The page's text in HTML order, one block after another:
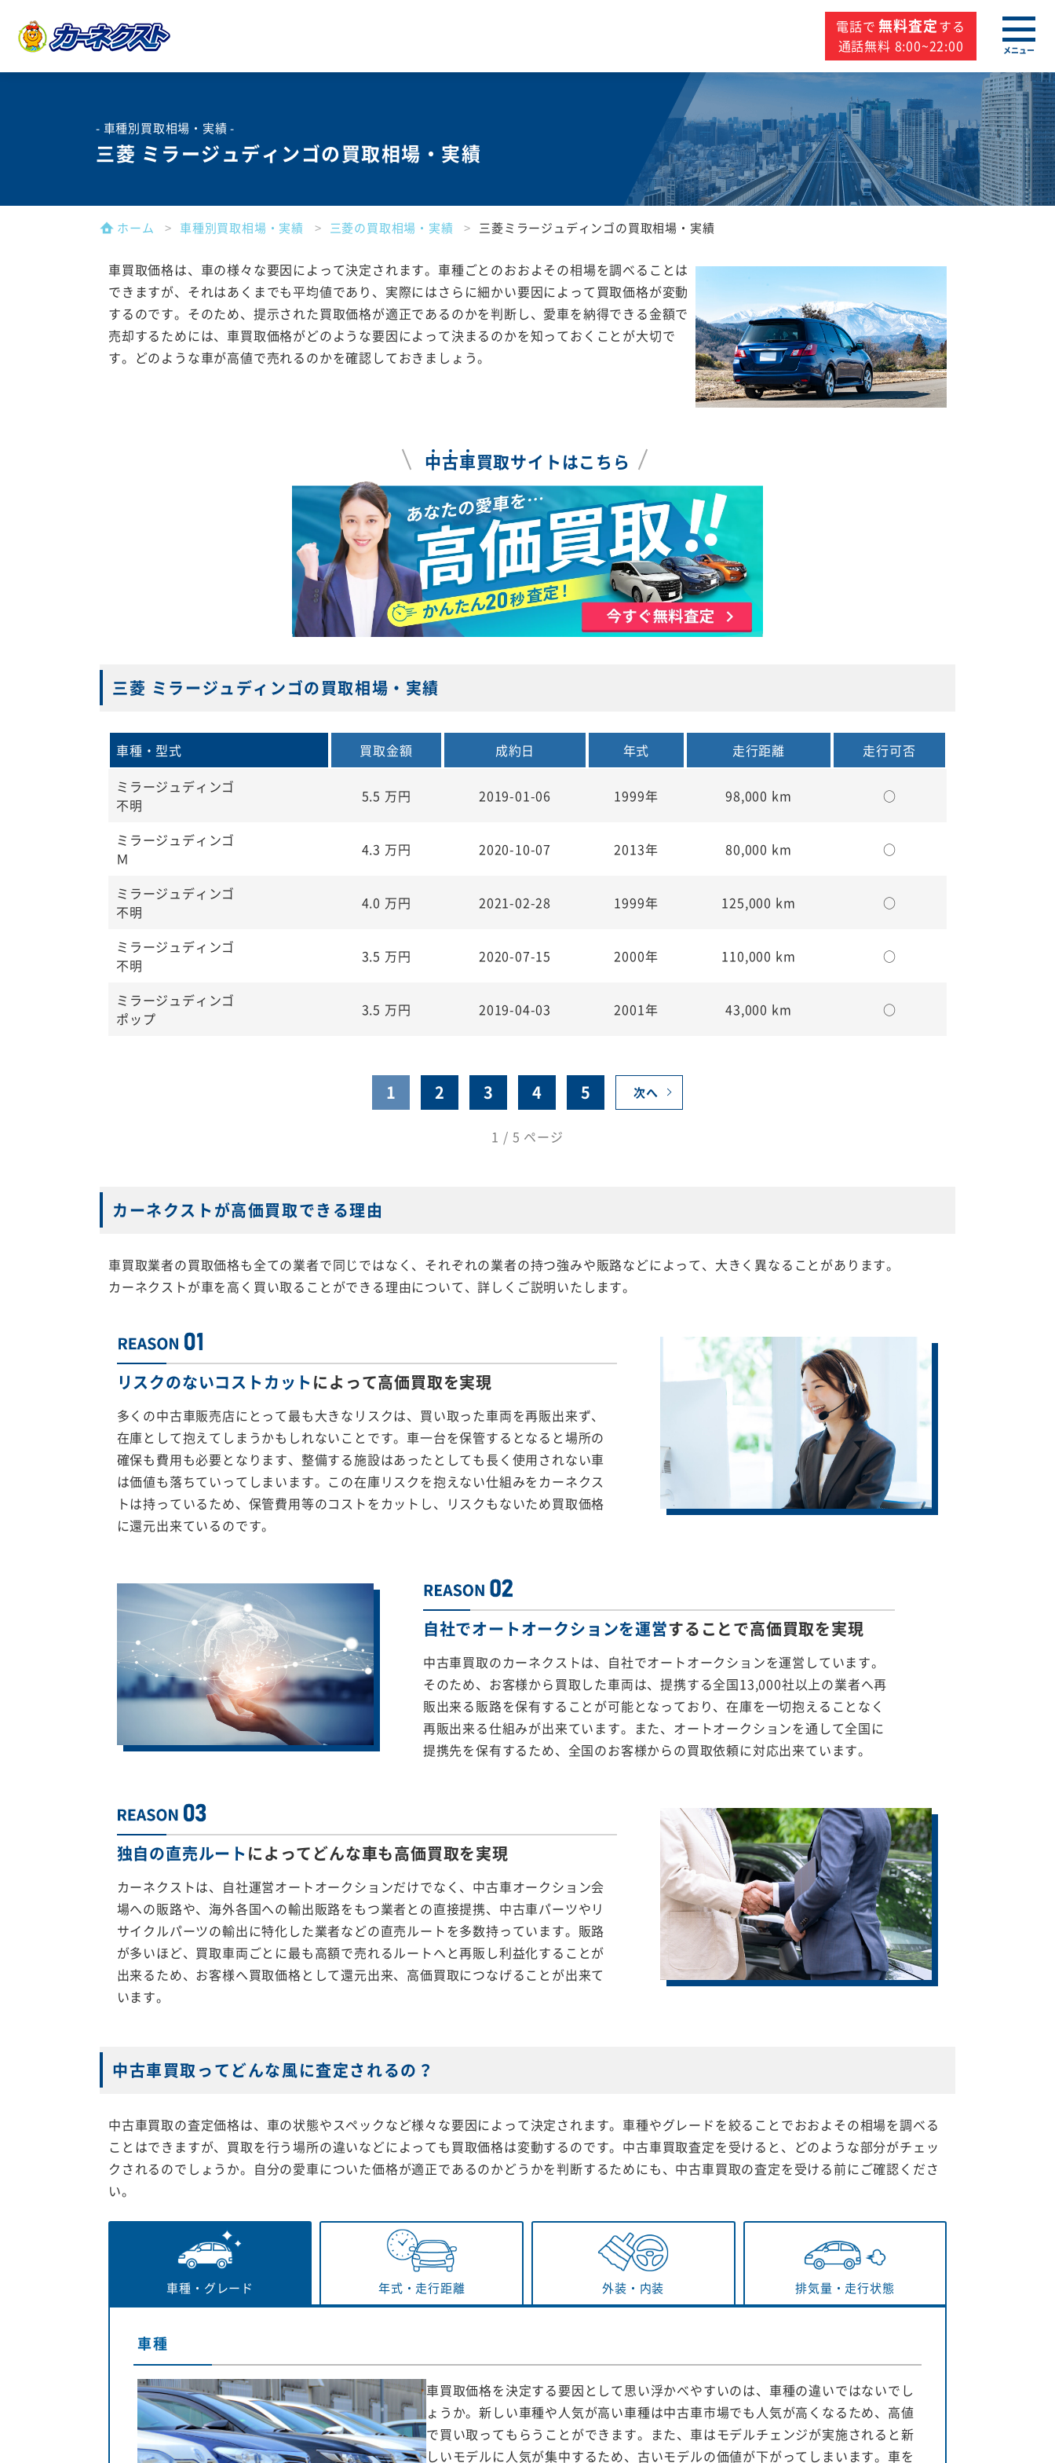
電話で 無料査定する
通話無料 8:00~22:00
メニュー
- 車種別買取相場・実績 -
三菱 ミラージュディンゴの買取相場・実績
ホーム 車種別買取相場・実績 三菱の買取相場・実績 三菱ミラージュディンゴの買取相場・実績
車買取価格は、車の様々な要因によって決定されます。車種ごとのおおよその相場を調べることは
できますが、それはあくまでも平均値であり、実際にはさらに細かい要因によって買取価格が変動
するのです。そのため、提示された買取価格が適正であるのかを判断し、愛車を納得できる金額で
売却するためには、車買取価格がどのような要因によって決まるのかを知っておくことが大切で
す。どのような車が高値で売れるのかを確認しておきましょう。
中古車買取サイトはこちら
三菱 ミラージュディンゴの買取相場・実績
車種・型式 買取金額 成約日 年式 走行距離
走行可否
ミラージュディンゴ
不明
5.5 万円 2019-01-06 1999年 98,000 km ○
ミラージュディンゴ
Ｍ
4.3 万円 2020-10-07 2013年 80,000 km ○
ミラージュディンゴ
不明
4.0 万円 2021-02-28 1999年 125,000 km ○
ミラージュディンゴ
不明
3.5 万円 2020-07-15 2000年 110,000 km ○
ミラージュディンゴ
ポップ
3.5 万円 2019-04-03 2001年 43,000 km ○
1 2 3 4 5 次へ
1 / 5 ページ
カーネクストが高価買取できる理由
車買取業者の買取価格も全ての業者で同じではなく、それぞれの業者の持つ強みや販路などによって、大きく異なることがあります。
カーネクストが車を高く買い取ることができる理由について、詳しくご説明いたします。
リスクのないコストカットによって高価買取を実現
多くの中古車販売店にとって最も大きなリスクは、買い取った車両を再販出来ず、
在庫として抱えてしまうかもしれないことです。車一台を保管するとなると場所の
確保も費用も必要となります、整備する施設はあったとしても長く使用されない車
は価値も落ちていってしまいます。この在庫リスクを抱えない仕組みをカーネクス
トは持っているため、保管費用等のコストをカットし、リスクもないため買取価格
に還元出来ているのです。
自社でオートオークションを運営することで高価買取を実現
中古車買取のカーネクストは、自社でオートオークションを運営しています。
そのため、お客様から買取した車両は、提携する全国13,000社以上の業者へ再
販出来る販路を保有することが可能となっており、在庫を一切抱えることなく
再販出来る仕組みが出来ています。また、オートオークションを通して全国に
提携先を保有するため、全国のお客様からの買取依頼に対応出来ています。
独自の直売ルートによってどんな車も高価買取を実現
カーネクストは、自社運営オートオークションだけでなく、中古車オークション会
場への販路や、海外各国への輸出販路をもつ業者との直接提携、中古車パーツやリ
サイクルパーツの輸出に特化した業者などの直売ルートを多数持っています。販路
が多いほど、買取車両ごとに最も高額で売れるルートへと再販し利益化することが
出来るため、お客様へ買取価格として還元出来、高価買取につなげることが出来て
います。
中古車買取ってどんな風に査定されるの？
中古車買取の査定価格は、車の状態やスペックなど様々な要因によって決定されます。車種やグレードを絞ることでおおよその相場を調べる
ことはできますが、買取を行う場所の違いなどによっても買取価格は変動するのです。中古車買取査定を受けると、どのような部分がチェッ
クされるのでしょうか。自分の愛車についた価格が適正であるのかどうかを判断するためにも、中古車買取の査定を受ける前にご確認くださ
い。
車種・ グレード 年式・ 走行距離 外装・ 内装 排気量・ 走行状態
車種
車買取価格を決定する要因として思い浮かべやすいのは、車種の違いではないでし
ょうか。新しい車種や人気が高い車種は中古車市場でも人気が高くなるため、高値
で買い取ってもらうことができます。また、車はモデルチェンジが実施されると新
しいモデルに人気が集中するため、古いモデルの価値が下がってしまいます。車を